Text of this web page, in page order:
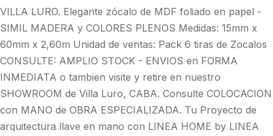
VILLA LURO. Elegante zócalo de MDF foliado en papel -
SIMIL MADERA y COLORES PLENOS Medidas: 15mm x
60mm x 2,60m Unidad de ventas: Pack 6 tiras de Zocalos
CONSULTE: AMPLIO STOCK - ENVIOS en FORMA
INMEDIATA o tambien visite y retire en nuestro
SHOWROOM de Villa Luro, CABA. Consulte COLOCACION
con MANO de OBRA ESPECIALIZADA. Tu Proyecto de
arquitectura llave en mano con LINEA HOME by LINEA